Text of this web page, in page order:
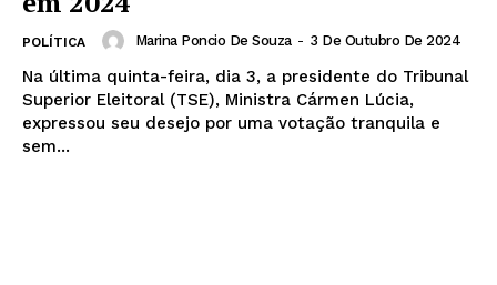
POLÍTICA Marina Poncio De Souza - 3 De Outubro De 2024
Na última quinta-feira, dia 3, a presidente do Tribunal
Superior Eleitoral (TSE), Ministra Cármen Lúcia,
expressou seu desejo por uma votação tranquila e
sem...